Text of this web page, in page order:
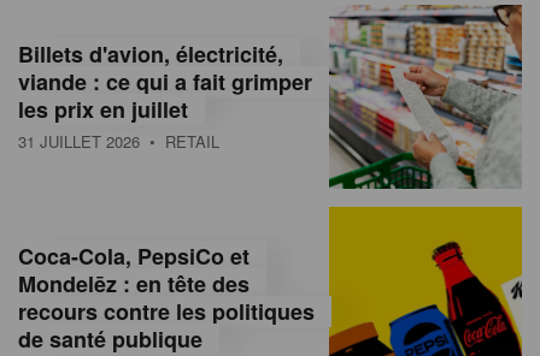
s
s
u
e
Billets d'avion, électricité,
viande : ce qui a fait grimper
les prix en juillet
31 JUILLET 2026 • RETAIL
Coca-Cola, PepsiCo et
Mondelēz : en tête des
recours contre les politiques
de santé publique